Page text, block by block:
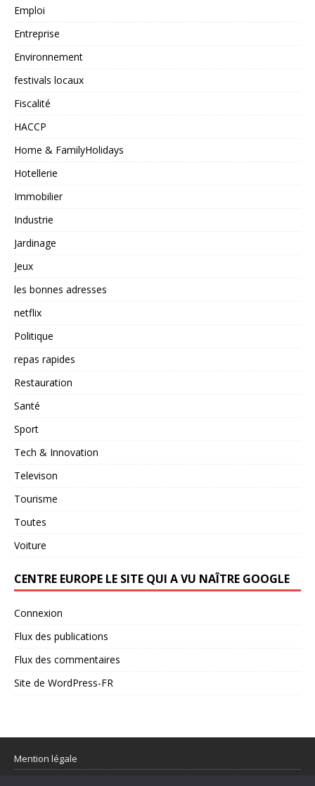
Emploi
Entreprise
Environnement
festivals locaux
Fiscalité
HACCP
Home & FamilyHolidays
Hotellerie
Immobilier
Industrie
Jardinage
Jeux
les bonnes adresses
netflix
Politique
repas rapides
Restauration
Santé
Sport
Tech & Innovation
Televison
Tourisme
Toutes
Voiture
CENTRE EUROPE LE SITE QUI A VU NAÎTRE GOOGLE
Connexion
Flux des publications
Flux des commentaires
Site de WordPress-FR
Mention légale